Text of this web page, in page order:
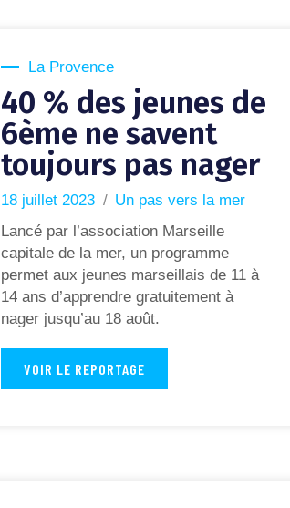
La Provence
40 % des jeunes de
6ème ne savent
toujours pas nager
18 juillet 2023
Un pas vers la mer
Lancé par l’association Marseille
capitale de la mer, un programme
permet aux jeunes marseillais de 11 à
14 ans d’apprendre gratuitement à
nager jusqu’au 18 août.
VOIR LE REPORTAGE